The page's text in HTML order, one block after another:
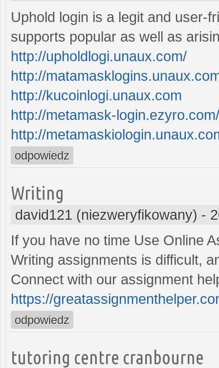
Uphold login is a legit and user-
supports popular as well as
http://upholdlogi.unaux.com/
http://
http://kucoinlogi.unaux.com
http://metamask-login.ezyro.com/
http://
odpowiedz
Writing
david121 (niezweryfikowany) -
If you have no time Use Online
Writing assignments is difficult,
Connect with our assignment
https://
odpowiedz
tutoring centre cranbourne